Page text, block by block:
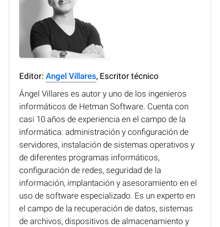
Editor: Angel Villares, Escritor técnico
Ángel Villares es autor y uno de los ingenieros
informáticos de Hetman Software. Cuenta con
casi 10 años de experiencia en el campo de la
informática: administración y configuración de
servidores, instalación de sistemas operativos y
de diferentes programas informáticos,
configuración de redes, seguridad de la
información, implantación y asesoramiento en el
uso de software especializado. Es un experto en
el campo de la recuperación de datos, sistemas
de archivos, dispositivos de almacenamiento y